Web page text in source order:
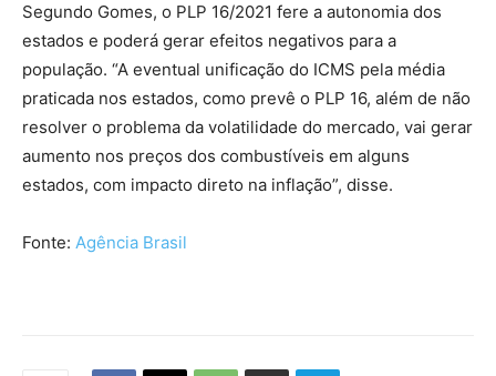
Segundo Gomes, o PLP 16/2021 fere a autonomia dos
estados e poderá gerar efeitos negativos para a
população. “A eventual unificação do ICMS pela média
praticada nos estados, como prevê o PLP 16, além de não
resolver o problema da volatilidade do mercado, vai gerar
aumento nos preços dos combustíveis em alguns
estados, com impacto direto na inflação”, disse.
Fonte: Agência Brasil